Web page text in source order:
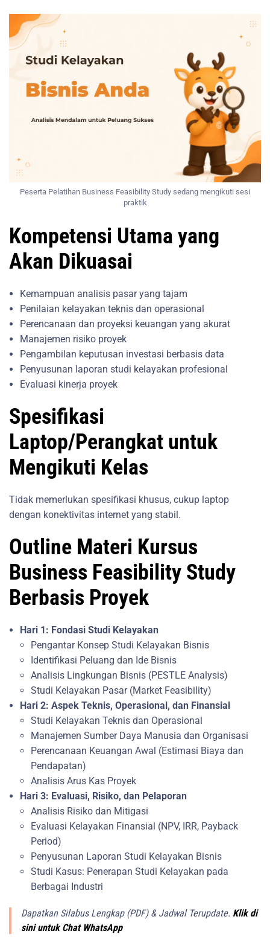
Peserta Pelatihan Business Feasibility Study sedang mengikuti sesi
praktik
Kompetensi Utama yang
Akan Dikuasai
Kemampuan analisis pasar yang tajam
Penilaian kelayakan teknis dan operasional
Perencanaan dan proyeksi keuangan yang akurat
Manajemen risiko proyek
Pengambilan keputusan investasi berbasis data
Penyusunan laporan studi kelayakan profesional
Evaluasi kinerja proyek
Spesifikasi
Laptop/Perangkat untuk
Mengikuti Kelas
Tidak memerlukan spesifikasi khusus, cukup laptop
dengan konektivitas internet yang stabil.
Outline Materi Kursus
Business Feasibility Study
Berbasis Proyek
Hari 1: Fondasi Studi Kelayakan
Pengantar Konsep Studi Kelayakan Bisnis
Identifikasi Peluang dan Ide Bisnis
Analisis Lingkungan Bisnis (PESTLE Analysis)
Studi Kelayakan Pasar (Market Feasibility)
Hari 2: Aspek Teknis, Operasional, dan Finansial
Studi Kelayakan Teknis dan Operasional
Manajemen Sumber Daya Manusia dan Organisasi
Perencanaan Keuangan Awal (Estimasi Biaya dan
Pendapatan)
Analisis Arus Kas Proyek
Hari 3: Evaluasi, Risiko, dan Pelaporan
Analisis Risiko dan Mitigasi
Evaluasi Kelayakan Finansial (NPV, IRR, Payback
Period)
Penyusunan Laporan Studi Kelayakan Bisnis
Studi Kasus: Penerapan Studi Kelayakan pada
Berbagai Industri
Dapatkan Silabus Lengkap (PDF) & Jadwal Terupdate. Klik di
sini untuk Chat WhatsApp